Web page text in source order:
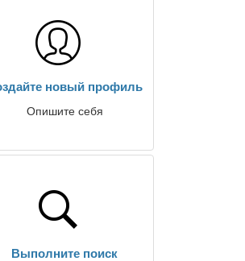
новый профиль
Опишите себя
Выполните поиск